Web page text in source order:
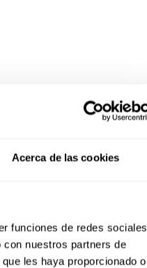
Acerca de las cookies
funciones de redes sociales
nuestros partners de
les haya proporcionado o